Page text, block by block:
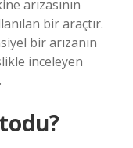
arızasının
bir araçtır.
bir arızanın
inceleyen